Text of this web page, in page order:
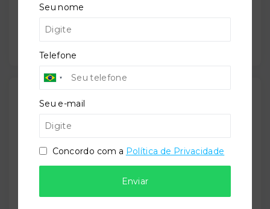
Situação:
Usado
Localização
Avenida Miruna, 399 - Moema - São Paulo/SP-
04084-001
+
Seu nome
Telefone
Seu e-mail
Concordo com a Política de Privacidade
Enviar